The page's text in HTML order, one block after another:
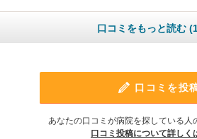
口コミをもっと読む
口コミを投
あなたの口コミが病院を探している人
口コミ投稿について詳しく